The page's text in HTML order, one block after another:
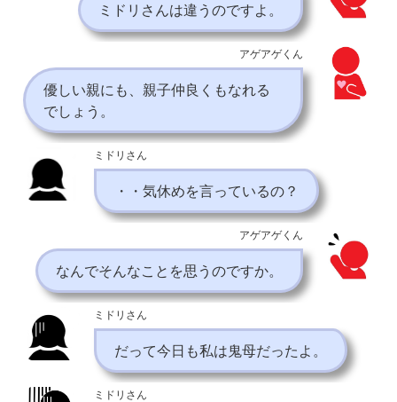
ミドリさんは違うのですよ。
アゲアゲくん
優しい親にも、親子仲良くもなれる
でしょう。
ミドリさん
・・気休めを言っているの？
アゲアゲくん
なんでそんなことを思うのですか。
ミドリさん
だって今日も私は鬼母だったよ。
ミドリさん